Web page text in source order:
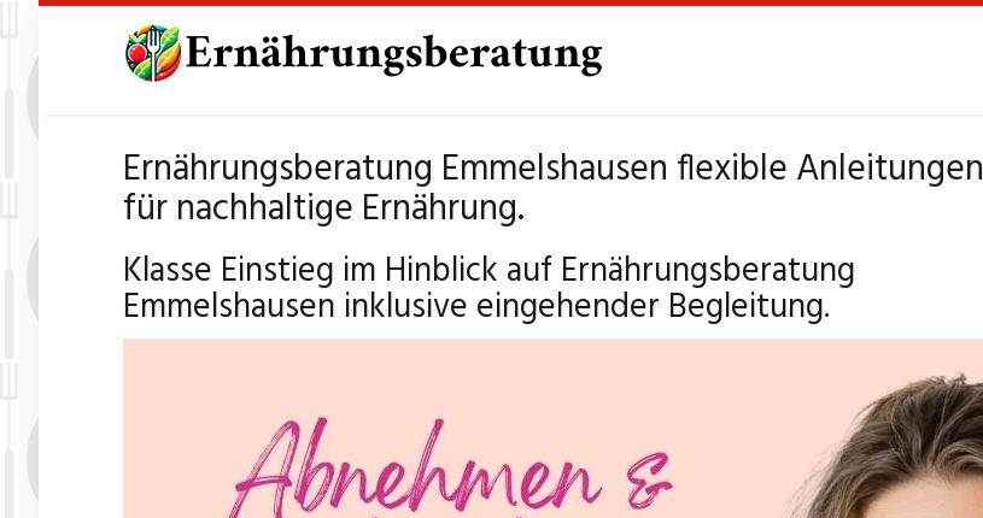
Ernährungsberatung Emmelshausen flexible Anleitungen
für nachhaltige Ernährung.
Klasse Einstieg im Hinblick auf Ernährungsberatung
Emmelshausen inklusive eingehender Begleitung.